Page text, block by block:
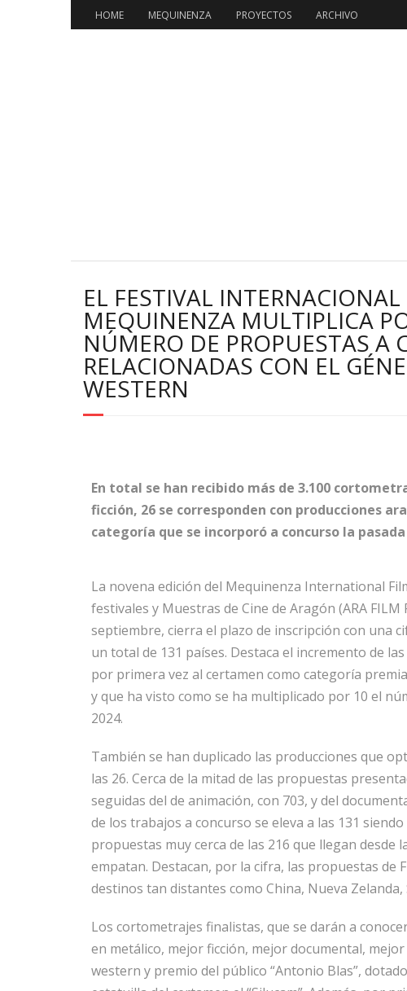
HOME MEQUINENZA PROYECTOS ARCHIVO
EL FESTIVAL
MEQUINENZA MULTIPLICA
NÚMERO DE PROPUESTAS A
RELACIONADAS CON EL
WESTERN
En total se han recibido más de 3.100
ficción, 26 se corresponden con producciones
categoría que se incorporó a concurso la
La novena edición del Mequinenza International
festivales y Muestras de Cine de Aragón (ARA
septiembre, cierra el plazo de inscripción con una
un total de 131 países. Destaca el incremento de
por primera vez al certamen como categoría
y que ha visto como se ha multiplicado por 10 el
2024.
También se han duplicado las producciones que
las 26. Cerca de la mitad de las propuestas
seguidas del de animación, con 703, y del
de los trabajos a concurso se eleva a las 131
propuestas muy cerca de las 216 que llegan desde
empatan. Destacan, por la cifra, las propuestas de
destinos tan distantes como China, Nueva
Los cortometrajes finalistas, que se darán a
en metálico, mejor ficción, mejor documental,
western y premio del público “Antonio Blas”,